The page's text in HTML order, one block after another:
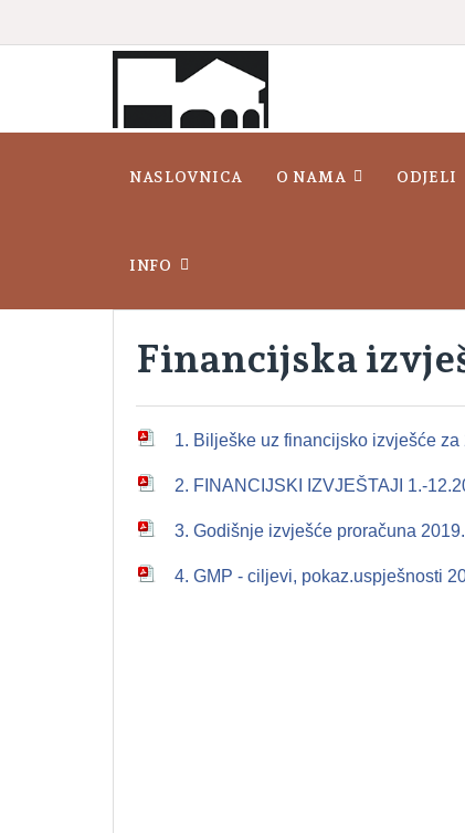
NASLOVNICA O NAMA ODJELI
INFO
Financijska
1. Bilješke uz financijsko izvješće za
2. FINANCIJSKI IZVJEŠTAJI 1.-
3. Godišnje izvješće proračuna 2019.
4. GMP - ciljevi, pokaz.uspješnosti